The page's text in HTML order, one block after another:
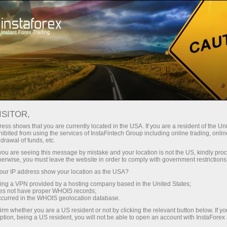
Avec InstaForex, vous accédez à
compétitives : effet de levier
jusqu’à 1:5000, parmi les meilleurs
spreads et commissions du
marché, ainsi que des conditions
avantageuses pour le trading
d’actions et d’indices.
Spreads
Bonus de 30 %
sur chaque dépôt
Vitesse
dans le trading et sur l’autoroute
shows that you are currently located in the USA. If you are a resident of the
from using the services of InstaFintech Group including online trading,
of funds, etc.
are seeing this message by mistake and your location is not the US, kindly
you must leave the website in order to comply with government
IP address show your location as the USA?
a VPN provided by a hosting company based in the United States;
not have proper WHOIS records;
in the WHOIS geolocation database.
whether you are a US resident or not by clicking the relevant button below. If
being a US resident, you will not be able to open an account with InstaForex